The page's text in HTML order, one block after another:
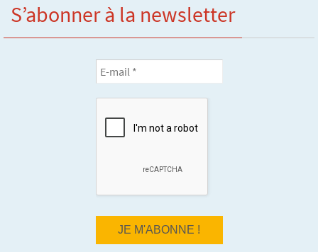
S’abonner à la newsletter